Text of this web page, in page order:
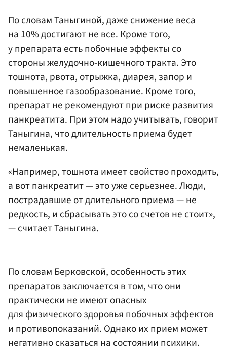
По словам Таныгиной, даже снижение веса
на 10% достигают не все. Кроме того,
у препарата есть побочные эффекты со
стороны желудочно-кишечного тракта. Это
тошнота, рвота, отрыжка, диарея, запор и
повышенное газообразование. Кроме того,
препарат не рекомендуют при риске развития
панкреатита. При этом надо учитывать, говорит
Таныгина, что длительность приема будет
немаленькая.
«Например, тошнота имеет свойство проходить,
а вот панкреатит — это уже серьезнее. Люди,
пострадавшие от длительного приема — не
редкость, и сбрасывать это со счетов не стоит»,
— считает Таныгина.
По словам Берковской, особенность этих
препаратов заключается в том, что они
практически не имеют опасных
для физического здоровья побочных эффектов
и противопоказаний. Однако их прием может
негативно сказаться на состоянии психики.